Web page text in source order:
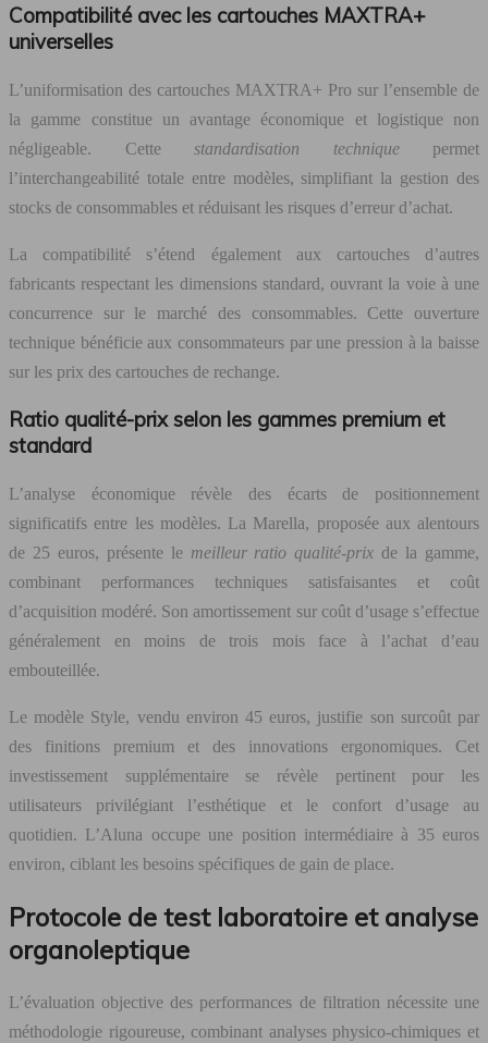
Compatibilité avec les cartouches MAXTRA+
universelles
L’uniformisation des cartouches MAXTRA+ Pro sur l’ensemble de
la gamme constitue un avantage économique et logistique non
négligeable. Cette standardisation technique permet
l’interchangeabilité totale entre modèles, simplifiant la gestion des
stocks de consommables et réduisant les risques d’erreur d’achat.
La compatibilité s’étend également aux cartouches d’autres
fabricants respectant les dimensions standard, ouvrant la voie à une
concurrence sur le marché des consommables. Cette ouverture
technique bénéficie aux consommateurs par une pression à la baisse
sur les prix des cartouches de rechange.
Ratio qualité-prix selon les gammes premium et
standard
L’analyse économique révèle des écarts de positionnement
significatifs entre les modèles. La Marella, proposée aux alentours
de 25 euros, présente le meilleur ratio qualité-prixde la gamme,
combinant performances techniques satisfaisantes et coût
d’acquisition modéré. Son amortissement sur coût d’usage s’effectue
généralement en moins de trois mois face à l’achat d’eau
embouteillée.
Le modèle Style, vendu environ 45 euros, justifie son surcoût par
des finitions premium et des innovations ergonomiques. Cet
investissement supplémentaire se révèle pertinent pour les
utilisateurs privilégiant l’esthétique et le confort d’usage au
quotidien. L’Aluna occupe une position intermédiaire à 35 euros
environ, ciblant les besoins spécifiques de gain de place.
Protocole de test laboratoire et analyse
organoleptique
L’évaluation objective des performances de filtration nécessite une
méthodologie rigoureuse, combinant analyses physico-chimiques et